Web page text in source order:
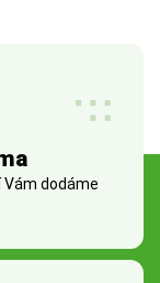
Vám dodáme